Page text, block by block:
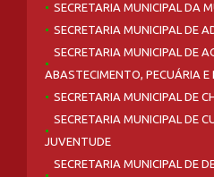
SECRETARIA MUNICIPAL DA
SECRETARIA MUNICIPAL DE
SECRETARIA MUNICIPAL DE
ABASTECIMENTO, PECUÁRIA E
SECRETARIA MUNICIPAL DE
SECRETARIA MUNICIPAL DE
JUVENTUDE
SECRETARIA MUNICIPAL DE